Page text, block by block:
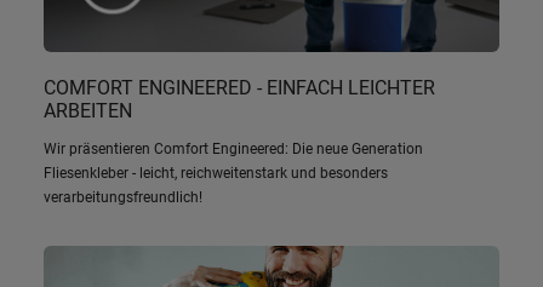
COMFORT ENGINEERED - EINFACH LEICHTER
ARBEITEN
Wir präsentieren Comfort Engineered: Die neue Generation
Fliesenkleber - leicht, reichweitenstark und besonders
verarbeitungsfreundlich!